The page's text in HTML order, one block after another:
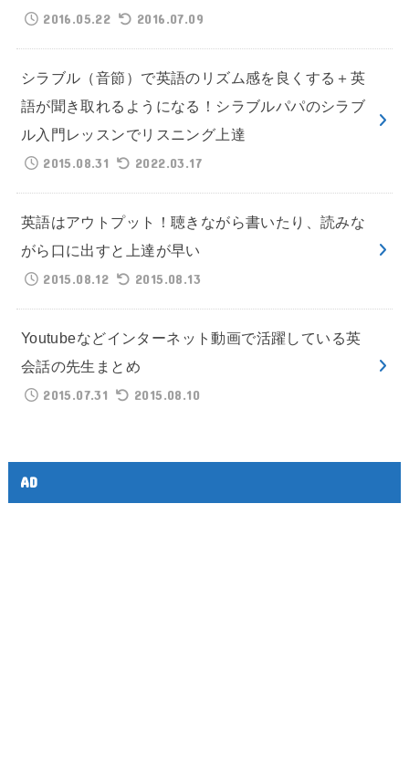
2016.05.22
2016.07.09
シラブル（音節）で英語のリズム感を良くする＋英
語が聞き取れるようになる！シラブルパパのシラブ
ル入門レッスンでリスニング上達
2015.08.31
2022.03.17
英語はアウトプット！聴きながら書いたり、読みな
がら口に出すと上達が早い
2015.08.12
2015.08.13
Youtubeなどインターネット動画で活躍している英
会話の先生まとめ
2015.07.31
2015.08.10
AD